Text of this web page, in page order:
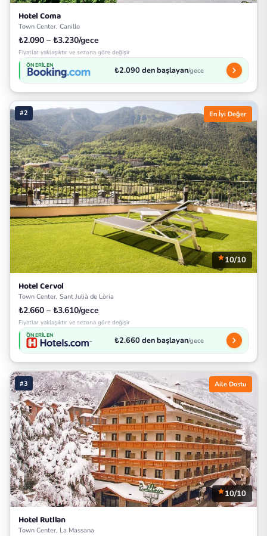
Hotel Coma
Town Center, Canillo
₺2.090 – ₺3.230/gece
Fiyatlar yaklaşıktır ve sezona göre değişir
ÖNERILEN ₺2.090 den başlayan/gece
#2 En İyi Değer
10/10
Hotel Cervol
Town Center, Sant Julià de Lòria
₺2.660 – ₺3.610/gece
Fiyatlar yaklaşıktır ve sezona göre değişir
ÖNERILEN ₺2.660 den başlayan/gece
#3 Aile Dostu
10/10
Hotel Rutllan
Town Center, La Massana